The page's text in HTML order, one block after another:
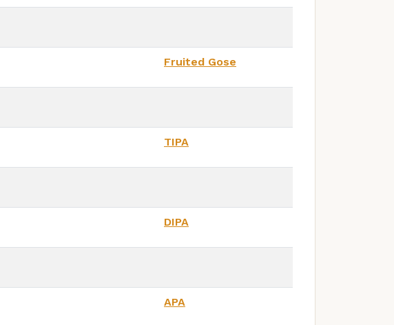
Fruited Gose
TIPA
DIPA
APA